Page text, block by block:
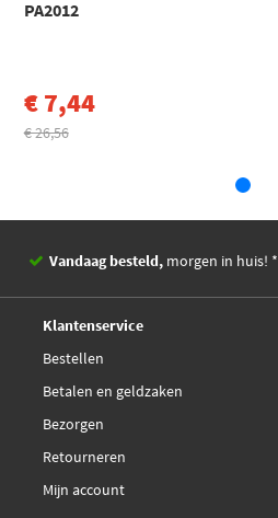
C4 Coupé (LA_) (2004 - 2013)
PA2012
€ 7,44
€ 26,56
Vandaag besteld, morgen in huis! *
Klantenservice
Bestellen
Betalen en geldzaken
Bezorgen
Retourneren
Mijn account